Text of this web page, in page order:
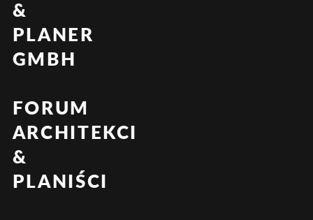
&
PLANER
GMBH
FORUM
ARCHITEKCI
&
PLANIŚCI